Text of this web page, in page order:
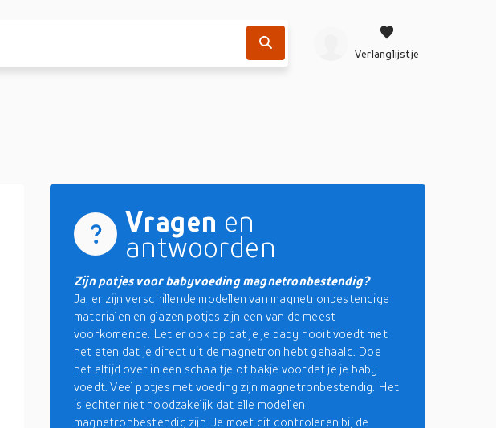
Verlanglijstje
Vragen en
antwoorden
Zijn potjes voor babyvoeding magnetronbestendig?
Ja, er zijn verschillende modellen van magnetronbestendige
materialen en glazen potjes zijn een van de meest
voorkomende. Let er ook op dat je je baby nooit voedt met
het eten dat je direct uit de magnetron hebt gehaald. Doe
het altijd over in een schaaltje of bakje voordat je je baby
voedt. Veel potjes met voeding zijn magnetronbestendig. Het
is echter niet noodzakelijk dat alle modellen
magnetronbestendig zijn. Je moet dit controleren bij de